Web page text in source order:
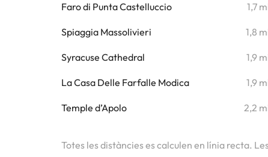
Faro di Punta Castelluccio 1,7
Spiaggia Massolivieri 1,8
Syracuse Cathedral 1,9
La Casa Delle Farfalle Modica 1,9
Temple d’Apolo 2,2
Totes les distàncies es calculen en línia recta.